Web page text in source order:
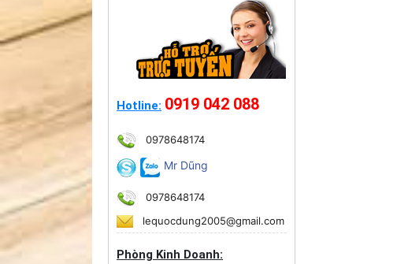
Hotline: 0919 042 088
0978648174
Mr Dũng
0978648174
lequocdung2005@gmail.com
Phòng Kinh Doanh: